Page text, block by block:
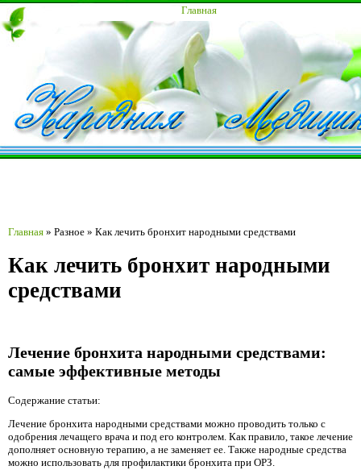
Главная
Главная » Разное » Как лечить бронхит народными средствами
Как лечить бронхит народными
средствами
Лечение бронхита народными средствами:
самые эффективные методы
Содержание статьи:
Лечение бронхита народными средствами можно проводить только с
одобрения лечащего врача и под его контролем. Как правило, такое лечение
дополняет основную терапию, а не заменяет ее. Также народные средства
можно использовать для профилактики бронхита при ОРЗ.